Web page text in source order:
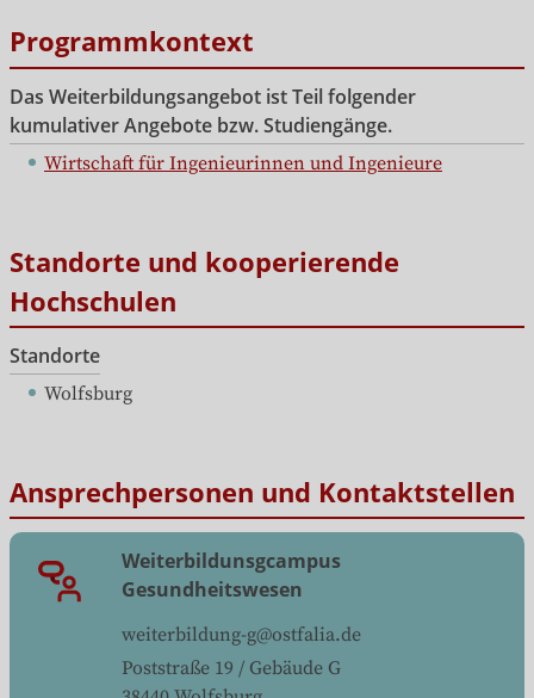
Programmkontext
Das Weiterbildungsangebot ist Teil folgender
kumulativer Angebote bzw. Studiengänge.
Wirtschaft für Ingenieurinnen und Ingenieure
Standorte und kooperierende
Hochschulen
Standorte
Wolfsburg
Ansprechpersonen und Kontaktstellen
Weiterbildunsgcampus
Gesundheitswesen
weiterbildung-g@ostfalia.de
Poststraße 19 / Gebäude G
38440 Wolfsburg